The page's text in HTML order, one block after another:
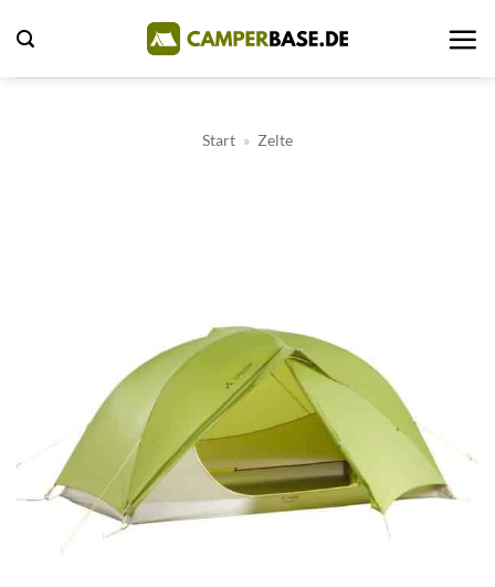
Inhalt
springen
Start » Zelte